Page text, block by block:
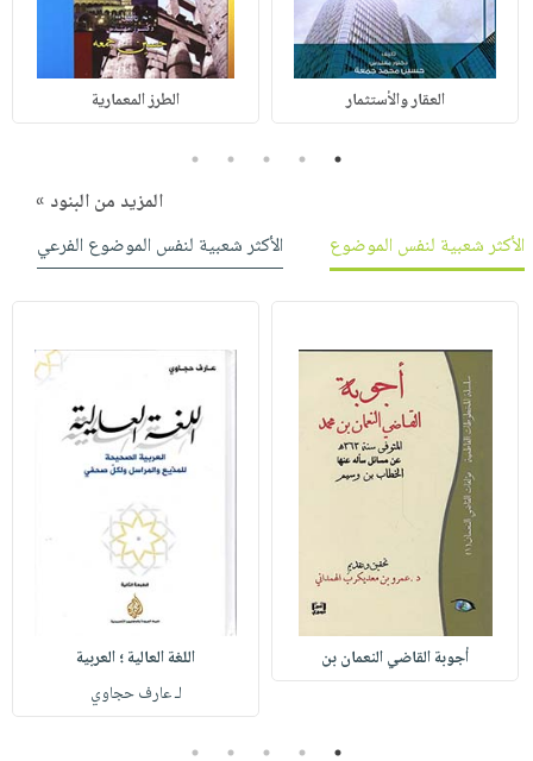
العقار والأستثمار الطرز المعمارية
1
2
3
4
5
المزيد من البنود »
الأكثر شعبية لنفس الموضوع
الأكثر شعبية لنفس الموضوع الفرعي
أجوبة القاضي النعمان بن
اللغة العالية ؛ العربية
لـ عارف حجاوي
1
2
3
4
5